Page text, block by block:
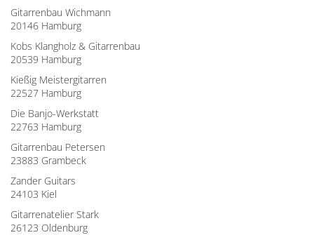
Gitarrenbau Wichmann
20146 Hamburg
Kobs Klangholz & Gitarrenbau
20539 Hamburg
Kießig Meistergitarren
22527 Hamburg
Die Banjo-Werkstatt
22763 Hamburg
Gitarrenbau Petersen
23883 Grambeck
Zander Guitars
24103 Kiel
Gitarrenatelier Stark
26123 Oldenburg